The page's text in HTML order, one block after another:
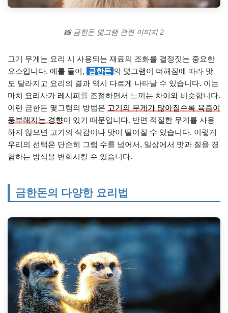
📸 금한돈 몇그램 관련 이미지 2
고기 무게는 요리 시 사용되는 재료의 조화를 결정짓는 중요한
요소입니다. 예를 들어, 금한돈 의 몇그램이 더해짐에 따라 맛
도 달라지고 요리의 결과 역시 다르게 나타날 수 있습니다. 이는
마치 요리사가 레시피를 조절하면서 느끼는 차이와 비슷합니다.
이런 금한돈 몇그램의 방법은 고기의 무게가 많아질수록 육즙이
풍부해지는 경향이 있기 때문입니다. 반면 적절한 무게를 사용
하지 않으면 고기의 식감이나 맛이 떨어질 수 있습니다. 이렇게
우리의 선택은 단순히 그램 수를 넘어서, 일상에서 맛과 질을 경
험하는 방식을 변화시킬 수 있습니다.
금한돈의 다양한 요리법